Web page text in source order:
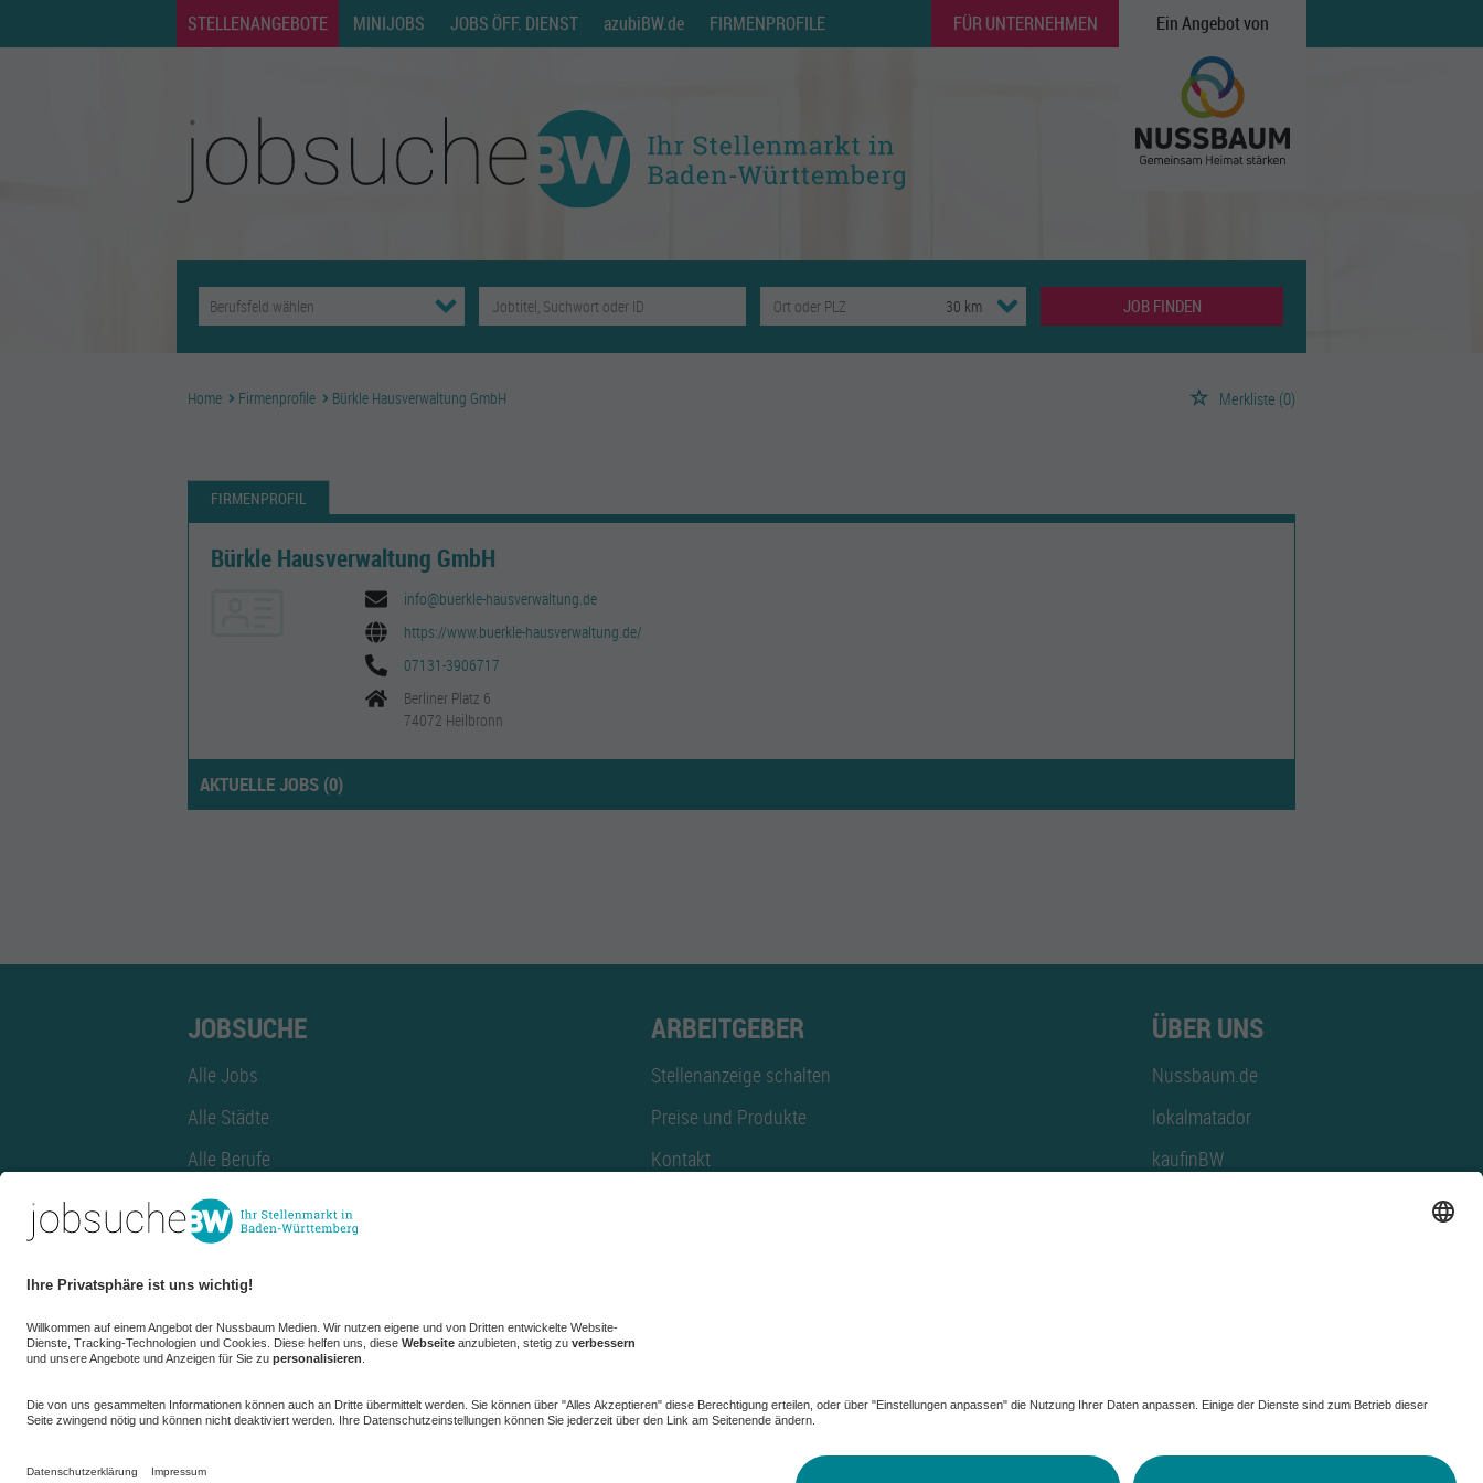
STELLENANGEBOTE MINIJOBS JOBS ÖFF. DIENST azubiBW.de FIRMENPROFILE FÜR UNTERNEHMEN Ein Angebot von
JOB FINDEN
Home Firmenprofile Bürkle Hausverwaltung GmbH Merkliste (0)
FIRMENPROFIL
Bürkle Hausverwaltung GmbH
info@buerkle-hausverwaltung.de
https://www.buerkle-hausverwaltung.de/
07131-3906717
Berliner Platz 6
74072 Heilbronn
AKTUELLE JOBS (0)
JOBSUCHE
Alle Jobs
Alle Städte
Alle Berufe
Alle Berufe nach Stadt
Alle Tätigkeitsbereiche
Alle Tätigkeitsbereiche nach Stadt
azubiBW.de
Minijobs
Firmenprofil
ARBEITGEBER
Stellenanzeige schalten
Preise und Produkte
Kontakt
ÜBER UNS
Nussbaum.de
lokalmatador
kaufinBW